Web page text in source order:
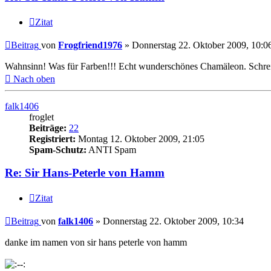
Zitat
Beitrag von Frogfriend1976 » Donnerstag 22. Oktober 2009,
Wahnsinn! Was für Farben!!! Echt wunderschönes Chamäleon.
Nach oben
falk1406
froglet
Beiträge: 22
Registriert: Montag 12. Oktober 2009, 21:05
Spam-Schutz: ANTI Spam
Re: Sir Hans-Peterle von Hamm
Zitat
Beitrag von falk1406 » Donnerstag 22. Oktober 2009, 10:34
danke im namen von sir hans peterle von hamm